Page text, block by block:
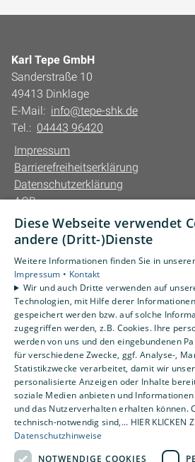
Karl Tepe GmbH
Sanderstraße 10
49413 Dinklage
E-Mail: info@tepe-shk.de
Tel.: 04443 96420
Impressum
Barrierefreiheitserklärung
Datenschutzerklärung
AGB
Unsere Bereiche
Gewerbekunden
Karriere
Unternehmen
Kontakt
Diese Webseite verwendet
andere (Dritt-)Dienste
Weitere Informationen finden Sie in
Impressum • Kontakt
Wir und auch Dritte verwenden auf
Technologien, mit Hilfe derer
gespeichert werden bzw. auf solche
zugegriffen werden, z.B. Cookies. Ihre
werden von uns und den eingebundenen
für verschiedene Zwecke, ggf. Analyse-,
Statistikzwecke verarbeitet, damit wir
personalisierte Anzeigen oder Inhalte
soziale Medien anbieten und
und das Nutzerverhalten erhalten können.
technisch-notwendig sind,... HIER KLICKEN
Datenschutzhinweise
NOTWENDIGE COOKIES